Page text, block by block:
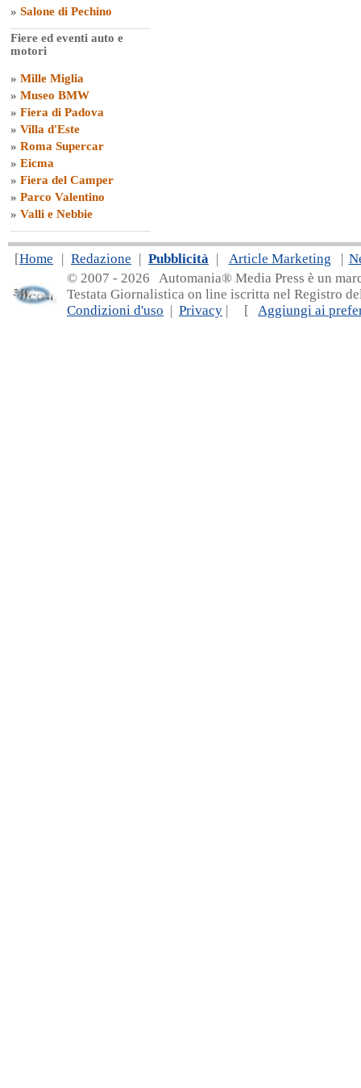
» Salone di Pechino
Fiere ed eventi auto e
motori
» Mille Miglia
» Museo BMW
» Fiera di Padova
» Villa d'Este
» Roma Supercar
» Eicma
» Fiera del Camper
» Parco Valentino
» Valli e Nebbie
[Home | Redazione | Pubblicità | Article Marketing |
© 2007 - 2026 Automania® Media Press è un
Testata Giornalistica on line iscritta nel Registro
Condizioni d'uso | Privacy | [ Aggiungi ai